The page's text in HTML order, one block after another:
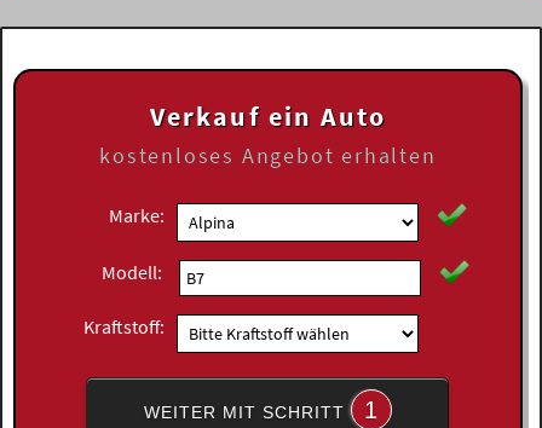
Verkauf ein Auto
kostenloses Angebot erhalten
Marke:
Modell:
Kraftstoff:
WEITER MIT SCHRITT 1